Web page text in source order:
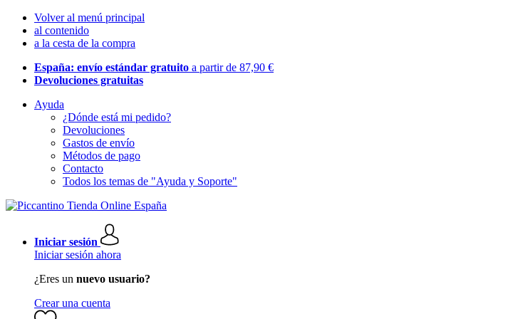
Volver al menú principal
al contenido
a la cesta de la compra
España: envío estándar gratuito a partir de 87,90 €
Devoluciones gratuitas
Ayuda
¿Dónde está mi pedido?
Devoluciones
Gastos de envío
Métodos de pago
Contacto
Todos los temas de "Ayuda y Soporte"
Iniciar sesión
Iniciar sesión ahora
¿Eres un nuevo usuario?
Crear una cuenta